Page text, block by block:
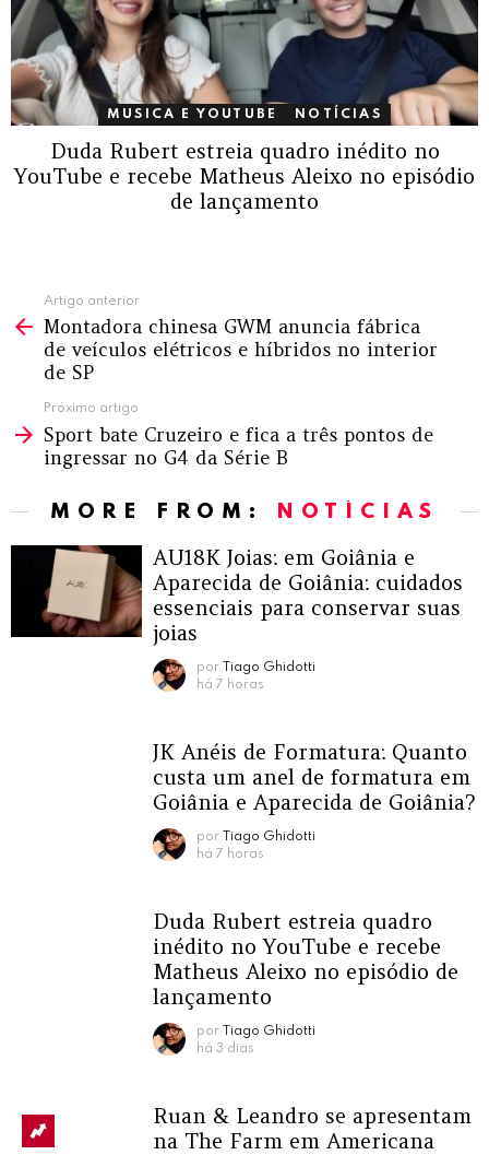
MUSICA E YOUTUBE NOTÍCIAS
Duda Rubert estreia quadro inédito no
YouTube e recebe Matheus Aleixo no episódio
de lançamento
mais
Artigo anterior
Montadora chinesa GWM anuncia fábrica
de veículos elétricos e híbridos no interior
de SP
Próximo artigo
Sport bate Cruzeiro e fica a três pontos de
ingressar no G4 da Série B
MORE FROM: NOTÍCIAS
AU18K Joias: em Goiânia e
Aparecida de Goiânia: cuidados
essenciais para conservar suas
joias
por
Tiago Ghidotti
há 7 horas
JK Anéis de Formatura: Quanto
custa um anel de formatura em
Goiânia e Aparecida de Goiânia?
por
Tiago Ghidotti
há 7 horas
Duda Rubert estreia quadro
inédito no YouTube e recebe
Matheus Aleixo no episódio de
lançamento
por
Tiago Ghidotti
há 3 dias
Ruan & Leandro se apresentam
na The Farm em Americana